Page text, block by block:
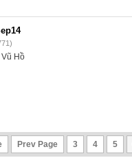
Vũ Hồ
Prev Page 3 4 5